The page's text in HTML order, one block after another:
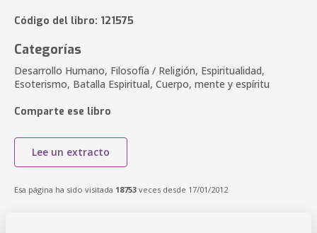
Código del libro: 121575
Categorías
Desarrollo Humano, Filosofía / Religión, Espiritualidad,
Esoterismo, Batalla Espiritual, Cuerpo, mente y espíritu
Comparte ese libro
Lee un extracto
Esa página ha sido visitada 18753 veces desde 17/01/2012